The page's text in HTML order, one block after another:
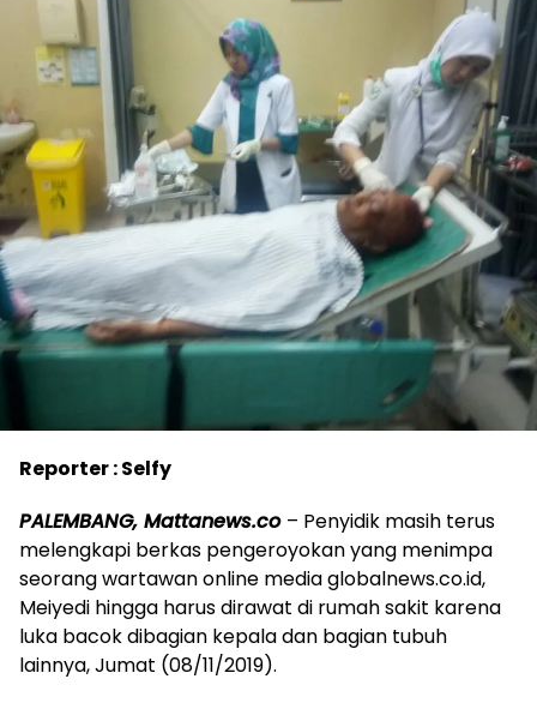
Reporter : Selfy
PALEMBANG, Mattanews.co – Penyidik masih terus
melengkapi berkas pengeroyokan yang menimpa
seorang wartawan online media globalnews.co.id,
Meiyedi hingga harus dirawat di rumah sakit karena
luka bacok dibagian kepala dan bagian tubuh
lainnya, Jumat (08/11/2019).